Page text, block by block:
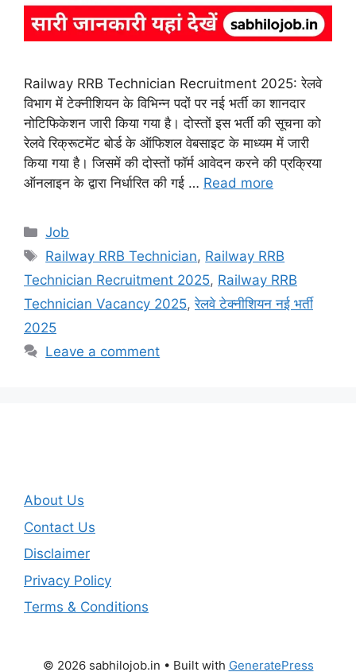
Railway RRB Technician Recruitment 2025: रेलवे
विभाग में टेक्नीशियन के विभिन्न पदों पर नई भर्ती का शानदार
नोटिफिकेशन जारी किया गया है। दोस्तों इस भर्ती की सूचना को
रेलवे रिक्रूटमेंट बोर्ड के ऑफिशल वेबसाइट के माध्यम में जारी
किया गया है। जिसमें की दोस्तों फॉर्म आवेदन करने की प्रक्रिया
ऑनलाइन के द्वारा निर्धारित की गई … Read more
Categories
Job
Tags
Railway RRB Technician, Railway RRB
Technician Recruitment 2025, Railway RRB
Technician Vacancy 2025,रेलवे टेक्नीशियन नई भर्ती
2025
Leave a comment
About Us
Contact Us
Disclaimer
Privacy Policy
Terms & Conditions
© 2026 sabhilojob.in • Built with GeneratePress